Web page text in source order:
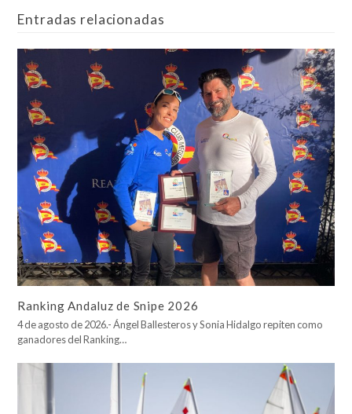
Entradas relacionadas
Ranking Andaluz de Snipe 2026
4 de agosto de 2026.- Ángel Ballesteros y Sonia Hidalgo repiten como
ganadores del Ranking…